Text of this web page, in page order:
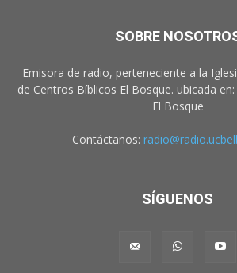
SOBRE
Emisora de radio, perteneciente a la
de Centros Bíblicos El Bosque. ubicada
El Bosque
Contáctanos:
SÍGUENOS